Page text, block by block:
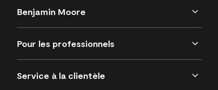
Benjamin Moore
Pour les professionnels
Service à la clientèle